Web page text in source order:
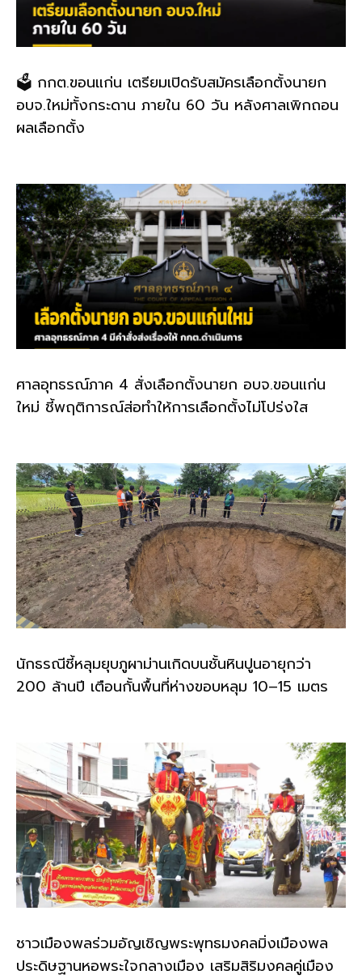
🗳️ กกต.ขอนแก่น เตรียมเปิดรับสมัครเลือกตั้งนายก
อบจ.ใหม่ทั้งกระดาน ภายใน 60 วัน หลังศาลเพิกถอน
ผลเลือกตั้ง
ศาลอุทธรณ์ภาค 4 สั่งเลือกตั้งนายก อบจ.ขอนแก่น
ใหม่ ชี้พฤติการณ์ส่อทำให้การเลือกตั้งไม่โปร่งใส
นักธรณีชี้หลุมยุบภูผาม่านเกิดบนชั้นหินปูนอายุกว่า
200 ล้านปี เตือนกั้นพื้นที่ห่างขอบหลุม 10–15 เมตร
ชาวเมืองพลร่วมอัญเชิญพระพุทธมงคลมิ่งเมืองพล
ประดิษฐานหอพระใจกลางเมือง เสริมสิริมงคลคู่เมือง